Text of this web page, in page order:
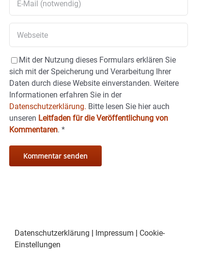
Mit der Nutzung dieses Formulars erklären Sie
sich mit der Speicherung und Verarbeitung Ihrer
Daten durch diese Website einverstanden. Weitere
Informationen erfahren Sie in der
Datenschutzerklärung. Bitte lesen Sie hier auch
unseren Leitfaden für die Veröffentlichung von
Kommentaren. *
Datenschutzerklärung Impressum
Cookie-
Einstellungen